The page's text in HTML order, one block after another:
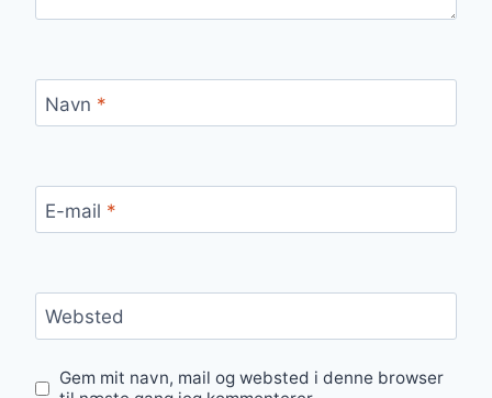
Navn *
E-mail *
Websted
Gem mit navn, mail og websted i denne browser